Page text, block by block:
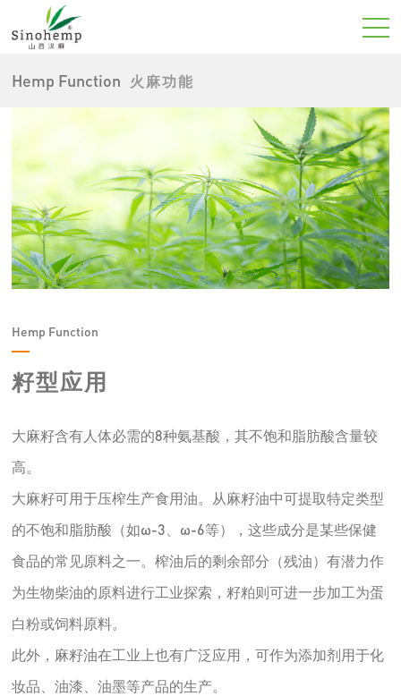
Hemp Function 火麻功能
Hemp Function
籽型应用
大麻籽含有人体必需的8种氨基酸，其不饱和脂肪酸含量较
高。
大麻籽可用于压榨生产食用油。从麻籽油中可提取特定类型
的不饱和脂肪酸（如ω-3、ω-6等），这些成分是某些保健
食品的常见原料之一。榨油后的剩余部分（残油）有潜力作
为生物柴油的原料进行工业探索，籽粕则可进一步加工为蛋
白粉或饲料原料。
此外，麻籽油在工业上也有广泛应用，可作为添加剂用于化
妆品、油漆、油墨等产品的生产。